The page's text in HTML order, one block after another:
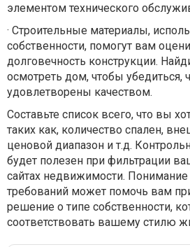
элементом технического
· Строительные материалы,
собственности, помогут вам
долговечность конструкции.
осмотреть дом, чтобы убедиться,
удовлетворены качеством.
Составьте список всего, что вы
таких как, количество спален,
ценовой диапазон и т.д.
будет полезен при фильтрации
сайтах недвижимости.
требований может помочь вам
решение о типе собственности,
соответствовать вашему стилю